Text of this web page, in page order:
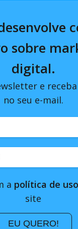
sobre
digital.
e
no seu e-mail.
a política de
site
EU QUERO!